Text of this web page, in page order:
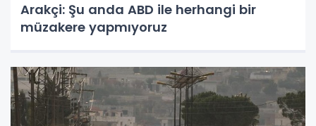
Arakçi: Şu anda ABD ile herhangi bir
müzakere yapmıyoruz